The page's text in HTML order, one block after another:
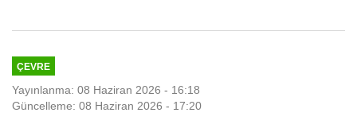
ÇEVRE
Yayınlanma: 08 Haziran 2026 - 16:18
Güncelleme: 08 Haziran 2026 - 17:20